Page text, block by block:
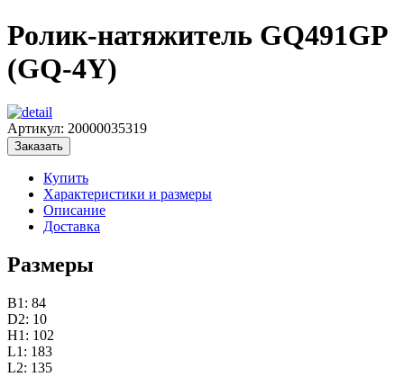
Ролик-натяжитель GQ491GP
(GQ-4Y)
Артикул: 20000035319
Заказать
Купить
Характеристики и размеры
Описание
Доставка
Размеры
B1: 84
D2: 10
H1: 102
L1: 183
L2: 135